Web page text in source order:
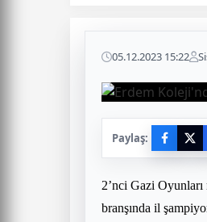
05.12.2023 15:22
Paylaş:
2’nci Gazi
branşında il